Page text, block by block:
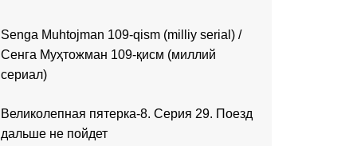
Senga Muhtojman 109-qism (milliy serial) /
Сенга Муҳтожман 109-қисм (миллий
сериал)
Великолепная пятерка-8. Серия 29. Поезд
дальше не пойдет